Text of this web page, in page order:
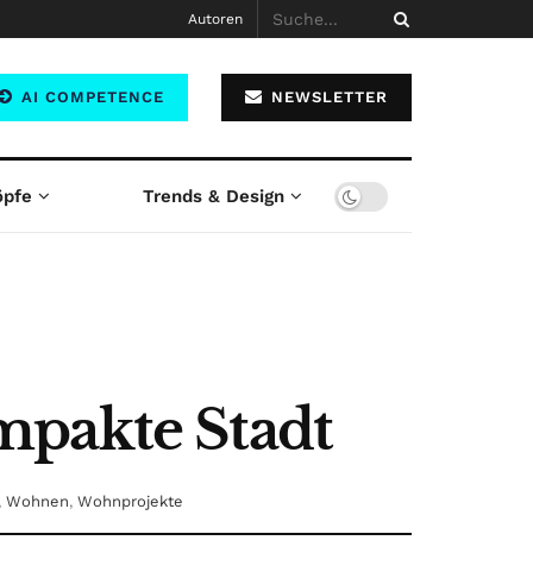
Autoren
AI COMPETENCE NEWSLETTER
Trends & Design
Stadt
, Wohnen, Wohnprojekte